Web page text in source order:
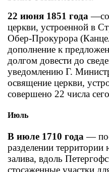
22 июня 1851 года
церкви, устроенной в
Обер-Прокурора
дополнение к
долгом довести до
уведомлению Г.
освящение церкви,
совершено 22 числа
Июль
В июле 1710 года —
разделении
залива, вдоль
стосаженные участки